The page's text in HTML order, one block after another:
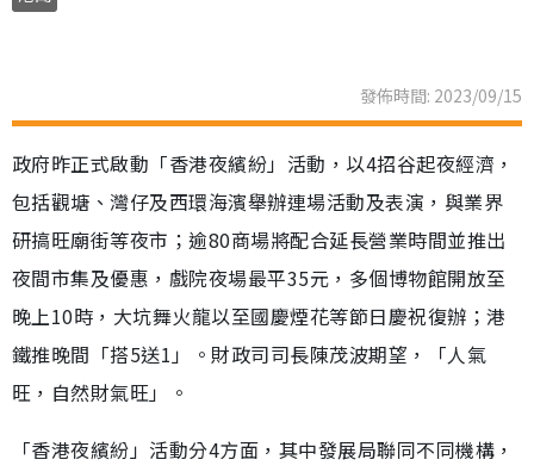
發佈時間: 2023/09/15
政府昨正式啟動「香港夜繽紛」活動，以4招谷起夜經濟，
包括觀塘、灣仔及西環海濱舉辦連場活動及表演，與業界
研搞旺廟街等夜市；逾80商場將配合延長營業時間並推出
夜間市集及優惠，戲院夜場最平35元，多個博物館開放至
晚上10時，大坑舞火龍以至國慶煙花等節日慶祝復辦；港
鐵推晚間「搭5送1」。財政司司長陳茂波期望，「人氣
旺，自然財氣旺」。
「香港夜繽紛」活動分4方面，其中發展局聯同不同機構，